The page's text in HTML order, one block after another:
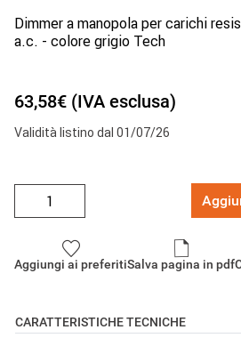
Dimmer a manopola per carichi
a.c. - colore grigio Tech
63,58€ (IVA esclusa)
Validità listino dal 01/07/26
Aggiungi ai preferitiSalva pagina in pdf
CARATTERISTICHE TECNICHE